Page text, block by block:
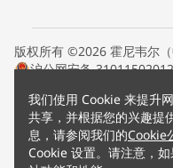
我们使用 Cookie 来提升
共享，并根据您的兴趣提
息，请参阅我们的Cookie
Cookie 设置。请注意，
版权所有 ©2026 霍尼韦尔
沪公网安备
条款条约
隐私声明
您的隐私选项
霍尼韦尔科技Cookie通知